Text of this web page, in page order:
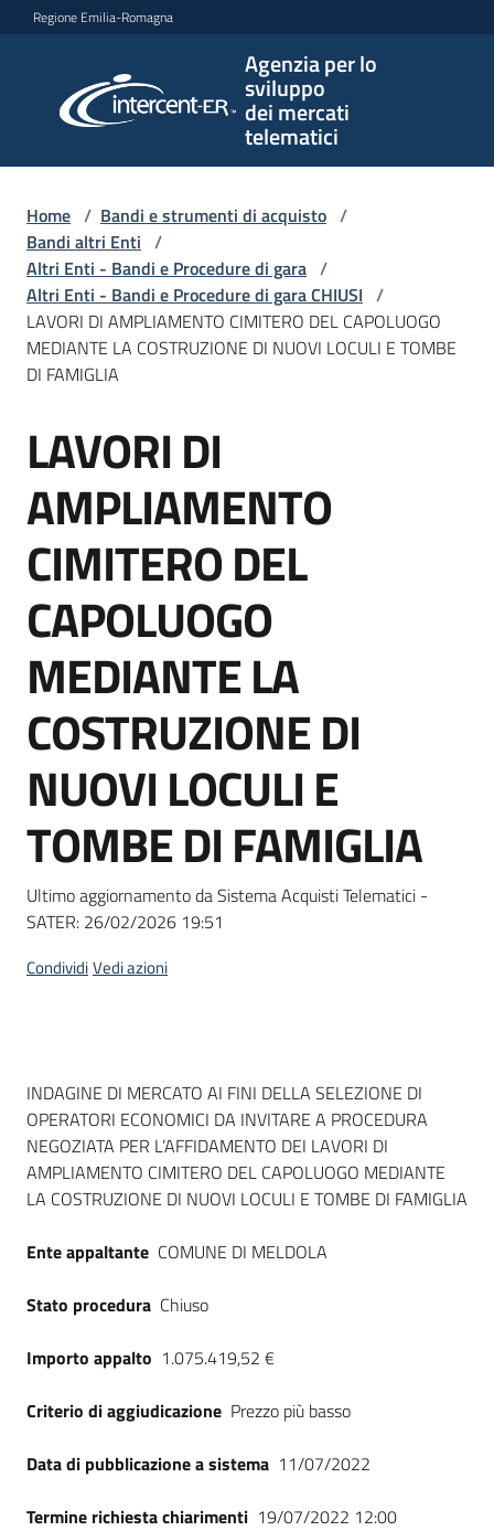
Vai al contenuto
Vai alla navigazione
Vai al footer
Regione Emilia-Romagna
Agenzia per lo
sviluppo
dei mercati
telematici
per lo
sviluppo
telematici
L'Agenzia
e
strumenti
acquisto
Supporto
Piattaforme
telematiche
site
Home / Bandi e strumenti di acquisto /
Bandi altri Enti /
Altri Enti - Bandi e Procedure di gara /
Altri Enti - Bandi e Procedure di gara CHIUSI /
LAVORI DI AMPLIAMENTO CIMITERO DEL CAPOLUOGO
MEDIANTE LA COSTRUZIONE DI NUOVI LOCULI E TOMBE
DI FAMIGLIA
Salta al contenuto
LAVORI DI
AMPLIAMENTO
CIMITERO DEL
CAPOLUOGO
MEDIANTE LA
COSTRUZIONE DI
NUOVI LOCULI E
TOMBE DI FAMIGLIA
Ultimo aggiornamento da Sistema Acquisti Telematici -
SATER: 26/02/2026 19:51
CondividiVedi azioni
Dati del bando
INDAGINE DI MERCATO AI FINI DELLA SELEZIONE DI
OPERATORI ECONOMICI DA INVITARE A PROCEDURA
NEGOZIATA PER L’AFFIDAMENTO DEI LAVORI DI
AMPLIAMENTO CIMITERO DEL CAPOLUOGO MEDIANTE
LA COSTRUZIONE DI NUOVI LOCULI E TOMBE DI FAMIGLIA
Ente appaltante COMUNE DI MELDOLA
Stato procedura Chiuso
Importo appalto 1.075.419,52 €
Criterio di aggiudicazione Prezzo più basso
Data di pubblicazione a sistema 11/07/2022
Termine richiesta chiarimenti 19/07/2022 12:00